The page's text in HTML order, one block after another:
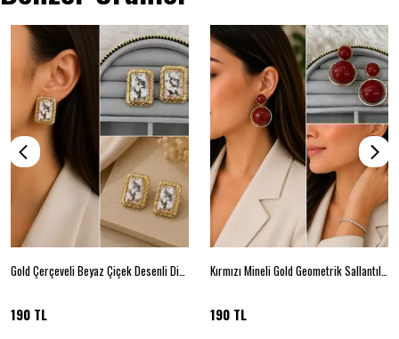
Gold Çerçeveli Beyaz Çiçek Desenli Dikdörtgen Kadın Küpe
190 TL
Kırmızı Mineli Gold Geometrik Sallantılı Küpe
190 TL